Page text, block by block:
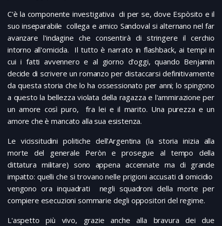
C'è la componente investigativa di per se, dove Espòsito e il
suo inseparabile collega e amico Sandoval si alternano nel far
avanzare l'indagine che consentirà di stringere il cerchio
intorno all'omicida. Il tutto è narrato in flashback, ai tempi in
cui i fatti avvennero e al giorno d'oggi, quando Benjamin
decide di scrivere un romanzo per distaccarsi definitivamente
da questa storia che lo ha ossessionato per anni; lo spingono
a questo la bellezza violata della ragazza e l'ammirazione per
un amore così puro, fra lei e il marito. Una purezza e un
amore che è mancato alla sua esistenza.
Le vicissitudini politiche dell'Argentina (la storia inizia alla
morte del generale Peròn e prosegue al tempo della
dittatura militare) sono appena accennate ma di grande
impatto: quelli che si trovano nelle prigioni accusati di omicidio
vengono ora inquadrati negli squadroni della morte per
compiere esecuzioni sommarie degli oppositori del regime.
L'aspetto più vivo, grazie anche alla bravura dei due